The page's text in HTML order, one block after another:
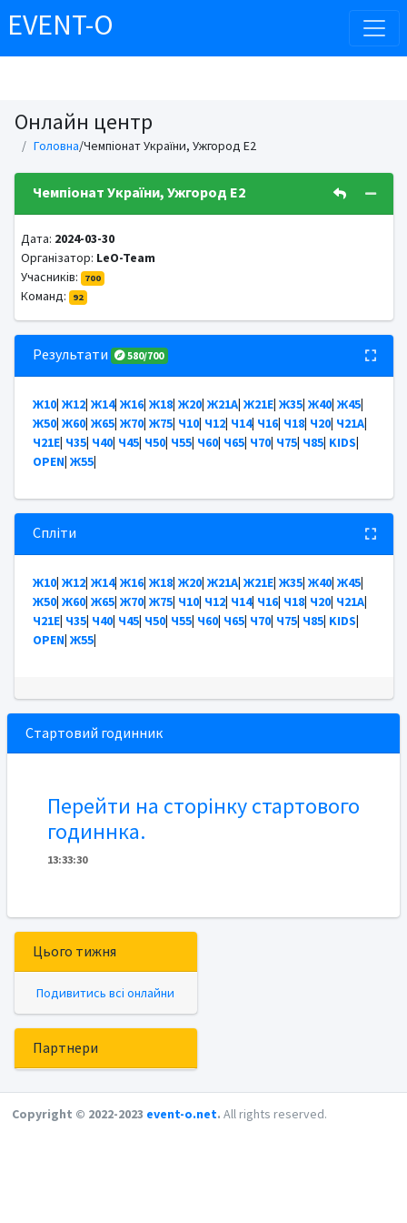
EVENT-O
Онлайн центр
Головна/Чемпіонат України, Ужгород E2
Чемпіонат України, Ужгород E2
Дата: 2024-03-30
Організатор: LeO-Team
Учасників:
700
Команд: 92
Результати 580/700
Ж10| Ж12| Ж14| Ж16| Ж18| Ж20| Ж21А| Ж21Е| Ж35| Ж40| Ж45|
Ж50| Ж60| Ж65| Ж70| Ж75| Ч10| Ч12| Ч14| Ч16| Ч18| Ч20| Ч21А|
Ч21Е| Ч35| Ч40| Ч45| Ч50| Ч55| Ч60| Ч65| Ч70| Ч75| Ч85| KIDS|
OPEN| Ж55|
Спліти
Ж10| Ж12| Ж14| Ж16| Ж18| Ж20| Ж21А| Ж21Е| Ж35| Ж40| Ж45|
Ж50| Ж60| Ж65| Ж70| Ж75| Ч10| Ч12| Ч14| Ч16| Ч18| Ч20| Ч21А|
Ч21Е| Ч35| Ч40| Ч45| Ч50| Ч55| Ч60| Ч65| Ч70| Ч75| Ч85| KIDS|
OPEN| Ж55|
Стартовий годинник
Перейти на сторінку стартового
годиннка.
13:33:30
Цього тижня
Подивитись всі онлайни
Партнери
Copyright © 2022-2023 event-o.net. All rights reserved.